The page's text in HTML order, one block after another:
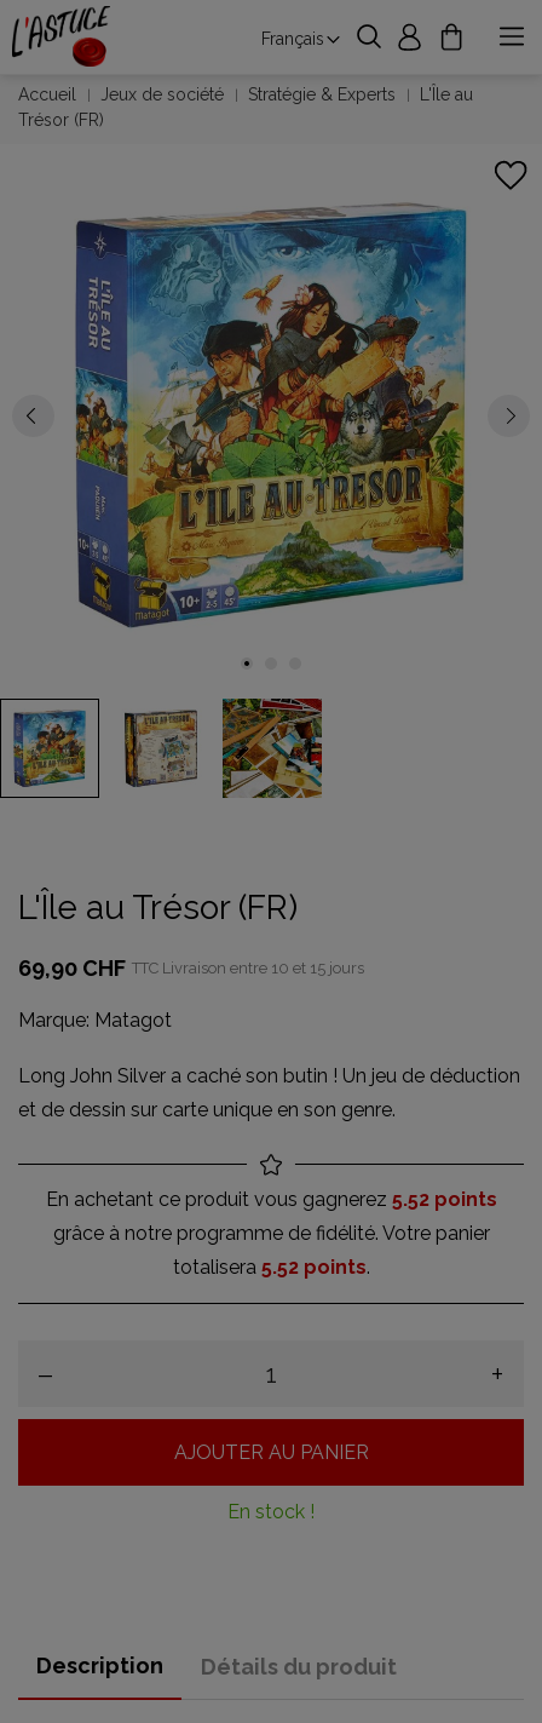
Français
Accueil Jeux de société Stratégie & Experts
L'Île au
Trésor (FR)
L'Île au Trésor (FR)
69,90 CHF TTC Livraison entre 10 et 15 jours
Marque: Matagot
Long John Silver a caché son butin ! Un jeu de déduction
et de dessin sur carte unique en son genre.
En achetant ce produit vous gagnerez 5.52 points
grâce à notre programme de fidélité. Votre panier
totalisera 5.52 points.
– +
AJOUTER AU PANIER
En stock !
Description Détails du produit